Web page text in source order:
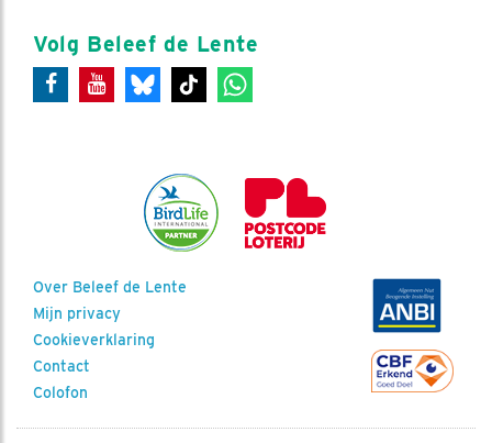
Volg Beleef de Lente
Over Beleef de Lente
Mijn privacy
Cookieverklaring
Contact
Colofon